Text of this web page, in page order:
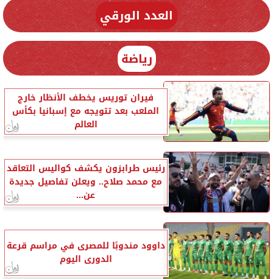
العدد الورقي
رياضة
فيران توريس يخطف الأنظار خارج
الملعب بعد تتويجه مع إسبانيا بكأس
العالم
رئيس طرابزون يكشف كواليس التعاقد
مع محمد صلاح.. ويعلن تفاصيل جديدة
عن...
داوود مندوبًا للمصرى في مراسم قرعة
الدورى اليوم